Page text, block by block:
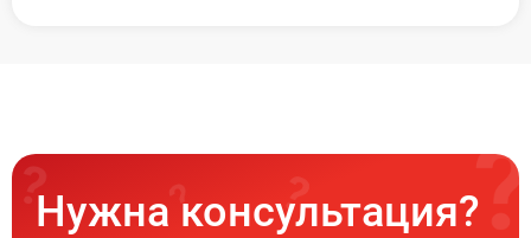
Нужна консультация?